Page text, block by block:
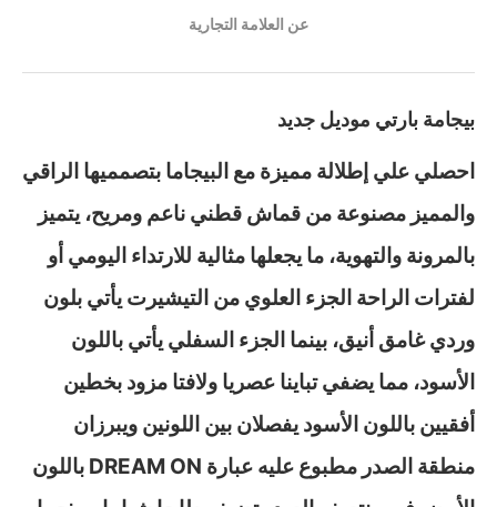
عن العلامة التجارية
بيجامة بارتي موديل جديد
احصلي علي إطلالة مميزة مع البيجاما بتصمميها الراقي
والمميز مصنوعة من قماش قطني ناعم ومريح، يتميز
بالمرونة والتهوية، ما يجعلها مثالية للارتداء اليومي أو
لفترات الراحة الجزء العلوي من التيشيرت يأتي بلون
وردي غامق أنيق، بينما الجزء السفلي يأتي باللون
الأسود، مما يضفي تباينا عصريا ولافتا مزود بخطين
أفقيين باللون الأسود يفصلان بين اللونين ويبرزان
منطقة الصدر مطبوع عليه عبارة DREAM ON باللون